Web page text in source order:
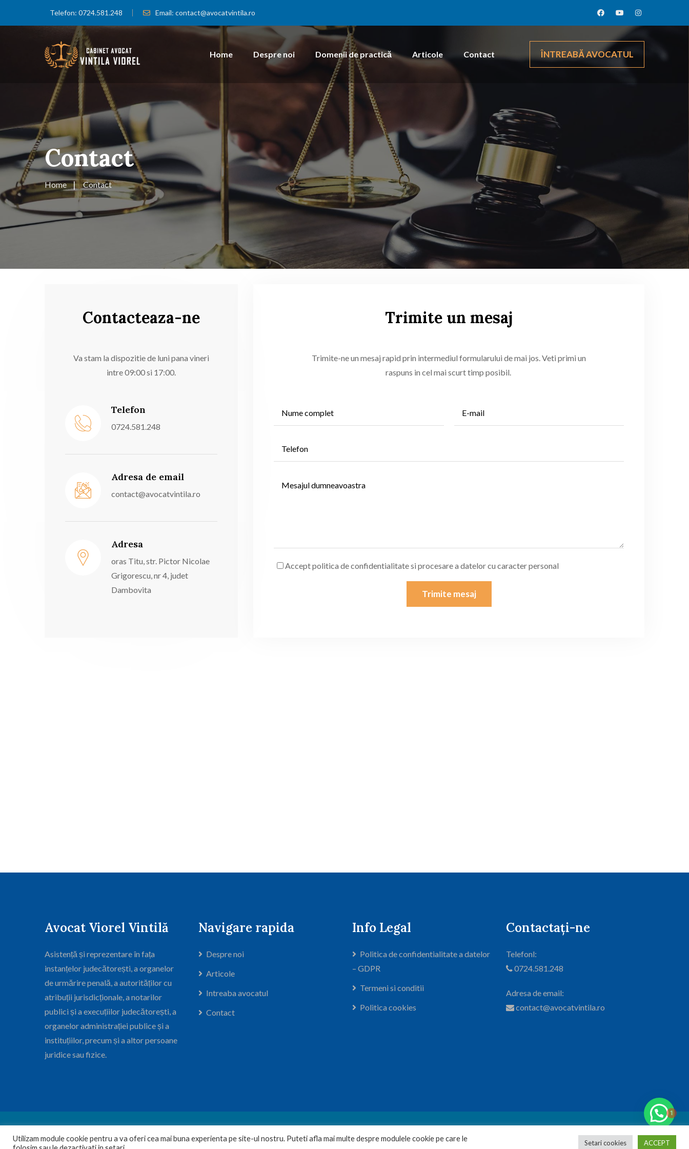
Telefon: 0724.581.248 Email: contact@avocatvintila.ro
Home Despre noi Domenii de practică Articole Contact ÎNTREABĂ AVOCATUL
Contact
Home Contact
Contacteaza-ne
Va stam la dispozitie de luni pana vineri
intre 09:00 si 17:00.
Telefon
0724.581.248
Adresa de email
contact@avocatvintila.ro
Adresa
oras Titu, str. Pictor Nicolae
Grigorescu, nr 4, judet
Dambovita
Trimite un mesaj
Trimite-ne un mesaj rapid prin intermediul formularului de mai jos. Veti primi un
raspuns in cel mai scurt timp posibil.
Accept politica de confidentialitate si procesare a datelor cu caracter personal
Trimite mesaj
Avocat Viorel Vintilă
Asistență și reprezentare în fața
instanțelor judecătorești, a organelor
de urmărire penală, a autorităților cu
atribuții jurisdicționale, a notarilor
publici și a execuțiilor judecătorești, a
organelor administrației publice și a
instituțiilor, precum și a altor persoane
juridice sau fizice.
Navigare rapida
Despre noi
Articole
Intreaba avocatul
Contact
Info Legal
Politica de confidentialitate a datelor
– GDPR
Termeni si conditii
Politica cookies
Contactați-ne
Telefonl:
0724.581.248
Adresa de email:
contact@avocatvintila.ro
© 2024Cabinet Avocatura si Mediere Vintila Viorel. Toate drepturile sunt rezervate.
Web design by Dianys Group
Utilizam module cookie pentru a va oferi cea mai buna experienta pe site-ul nostru. Puteti afla mai multe despre modulele cookie pe care le
Setari cookies ACCEPT
1